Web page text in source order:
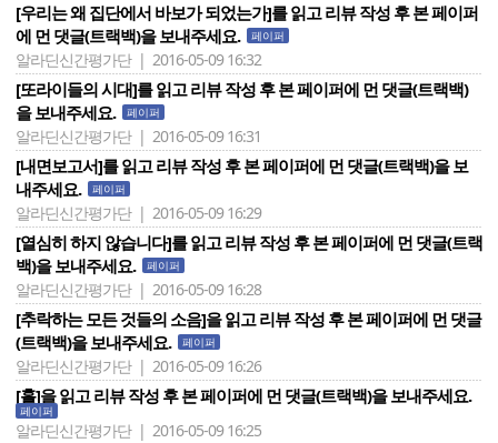
[우리는 왜 집단에서 바보가 되었는가]를 읽고 리뷰 작성 후 본 페이퍼
에 먼 댓글(트랙백)을 보내주세요.
페이퍼
알라딘신간평가단 | 2016-05-09 16:32
[또라이들의 시대]를 읽고 리뷰 작성 후 본 페이퍼에 먼 댓글(트랙백)
을 보내주세요.
페이퍼
알라딘신간평가단 | 2016-05-09 16:31
[내면보고서]를 읽고 리뷰 작성 후 본 페이퍼에 먼 댓글(트랙백)을 보
내주세요.
페이퍼
알라딘신간평가단 | 2016-05-09 16:29
[열심히 하지 않습니다]를 읽고 리뷰 작성 후 본 페이퍼에 먼 댓글(트랙
백)을 보내주세요.
페이퍼
알라딘신간평가단 | 2016-05-09 16:28
[추락하는 모든 것들의 소음]을 읽고 리뷰 작성 후 본 페이퍼에 먼 댓글
(트랙백)을 보내주세요.
페이퍼
알라딘신간평가단 | 2016-05-09 16:26
[홀]을 읽고 리뷰 작성 후 본 페이퍼에 먼 댓글(트랙백)을 보내주세요.
페이퍼
알라딘신간평가단 | 2016-05-09 16:25